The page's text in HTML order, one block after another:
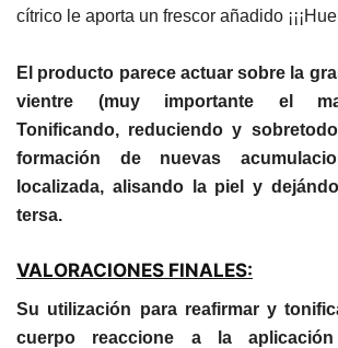
cítrico le aporta un frescor añadido
El producto parece actuar sobre la
vientre (muy importante el
Tonificando, reduciendo y
formación de nuevas
localizada, alisando la piel y
tersa.
VALORACIONES FINALES:
Su utilización para reafirmar y
cuerpo reaccione a la